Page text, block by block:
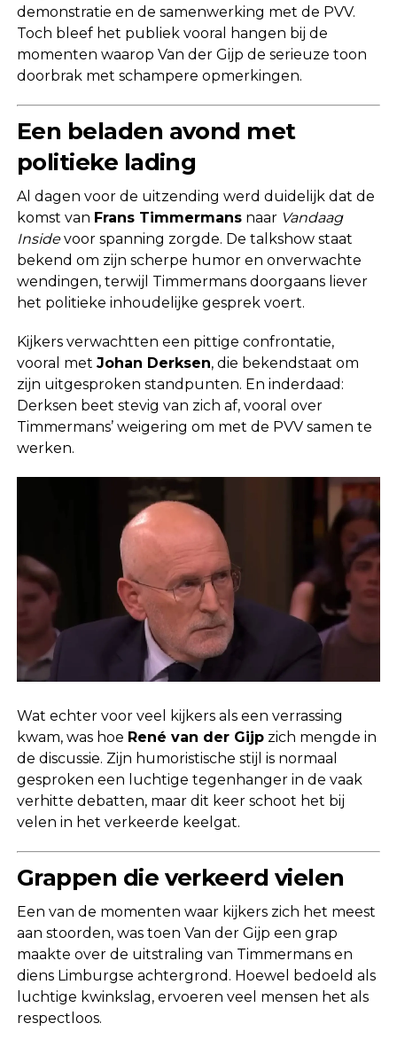
demonstratie en de samenwerking met de PVV.
Toch bleef het publiek vooral hangen bij de
momenten waarop Van der Gijp de serieuze toon
doorbrak met schampere opmerkingen.
Een beladen avond met
politieke lading
Al dagen voor de uitzending werd duidelijk dat de
komst van Frans Timmermansnaar Vandaag
Insidevoor spanning zorgde. De talkshow staat
bekend om zijn scherpe humor en onverwachte
wendingen, terwijl Timmermans doorgaans liever
het politieke inhoudelijke gesprek voert.
Kijkers verwachtten een pittige confrontatie,
vooral met Johan Derksen, die bekendstaat om
zijn uitgesproken standpunten. En inderdaad:
Derksen beet stevig van zich af, vooral over
Timmermans’ weigering om met de PVV samen te
werken.
Wat echter voor veel kijkers als een verrassing
kwam, was hoe René van der Gijpzich mengde in
de discussie. Zijn humoristische stijl is normaal
gesproken een luchtige tegenhanger in de vaak
verhitte debatten, maar dit keer schoot het bij
velen in het verkeerde keelgat.
Grappen die verkeerd vielen
Een van de momenten waar kijkers zich het meest
aan stoorden, was toen Van der Gijp een grap
maakte over de uitstraling van Timmermans en
diens Limburgse achtergrond. Hoewel bedoeld als
luchtige kwinkslag, ervoeren veel mensen het als
respectloos.